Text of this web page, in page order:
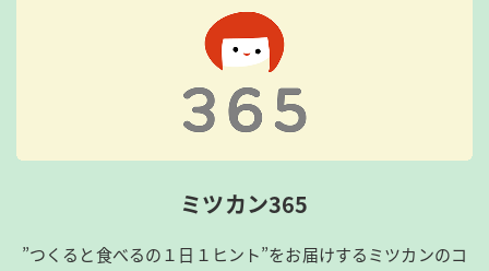
ミツカン365
”つくると食べるの１日１ヒント”をお届けするミツカンのコ